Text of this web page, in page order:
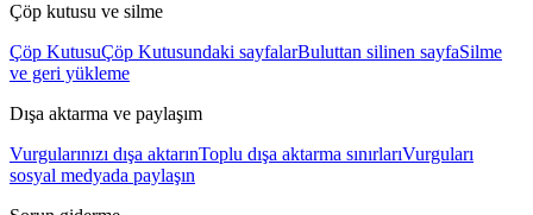
Çöp kutusu ve silme
Çöp KutusuÇöp Kutusundaki sayfalarBuluttan silinen sayfaSilme
ve geri yükleme
Dışa aktarma ve paylaşım
Vurgularınızı dışa aktarınToplu dışa aktarma sınırlarıVurguları
sosyal medyada paylaşın